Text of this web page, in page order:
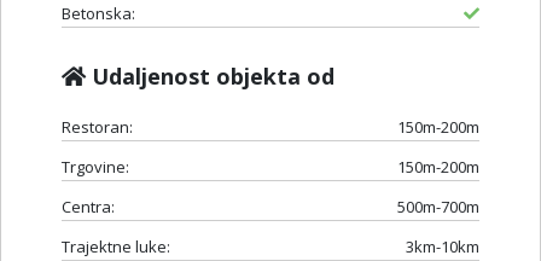
Betonska:
Udaljenost objekta od
Restoran:
150m-200m
Trgovine:
150m-200m
Centra:
500m-700m
Trajektne luke:
3km-10km